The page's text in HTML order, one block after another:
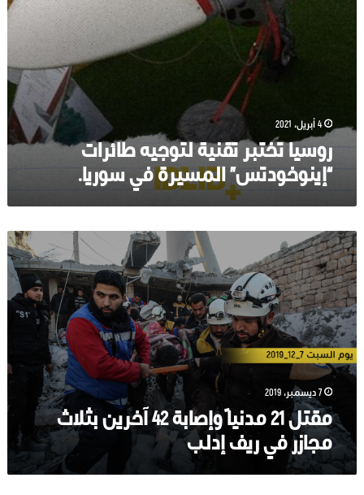
4 أبريل، 2021
روسيا تختبر تقنية لتوجيه طائرات
“إينوخودتس” المسيرة في سوريا.
مقتل
21
مدنياً
وإصابة
42
آخرين
بثلاث
مجازر
في
7 ديسمبر، 2019
مقتل 21 مدنياً وإصابة 42 آخرين بثلاث
مجازر في ريف إدلب